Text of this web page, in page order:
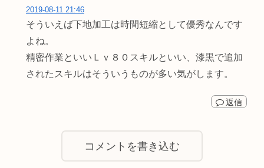
2019-08-11 21:46
そういえば下地加工は時間短縮として優秀なんです
よね。
精密作業といいＬｖ８０スキルといい、漆黒で追加
されたスキルはそういうものが多い気がします。
返信
コメントを書き込む